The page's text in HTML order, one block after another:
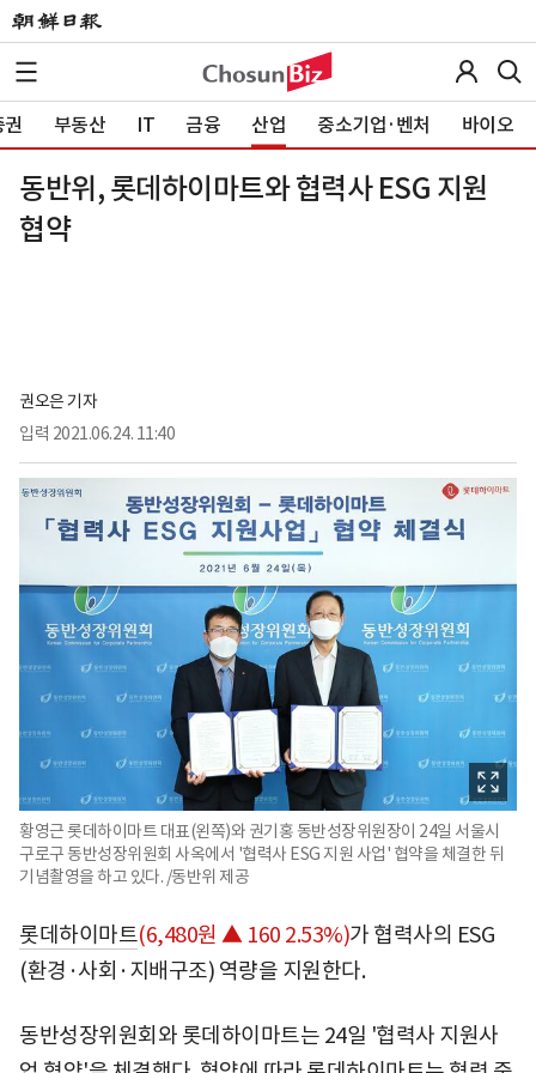
부동산 IT 금융 산업 중소기업·벤처 바이오
동반위, 롯데하이마트와 협력사 ESG 지원
협약
권오은 기자
입력 2021.06.24. 11:40
황영근 롯데하이마트 대표(왼쪽)와 권기홍 동반성장위원장이 24일 서울시
구로구 동반성장위원회 사옥에서 '협력사 ESG 지원 사업' 협약을 체결한 뒤
기념촬영을 하고 있다. /동반위 제공
롯데하이마트(6,480원 ▲ 160 2.53%)가 협력사의 ESG
(환경·사회·지배구조) 역량을 지원한다.
동반성장위원회와 롯데하이마트는 24일 '협력사 지원사